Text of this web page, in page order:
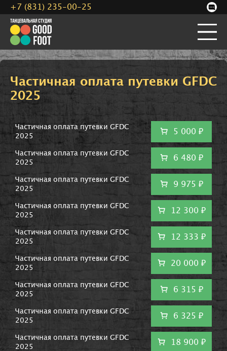
Частичная оплата путевки GFDC
2025
Частичная оплата путевки GFDC
2025
5 000 ₽
Частичная оплата путевки GFDC
2025
6 480 ₽
Частичная оплата путевки GFDC
2025
9 975 ₽
Частичная оплата путевки GFDC
2025
12 300 ₽
Частичная оплата путевки GFDC
2025
12 333 ₽
Частичная оплата путевки GFDC
2025
20 000 ₽
Частичная оплата путевки GFDC
2025
6 315 ₽
Частичная оплата путевки GFDC
2025
6 325 ₽
Частичная оплата путевки GFDC
2025
18 900 ₽
+7 (831) 235-00-25